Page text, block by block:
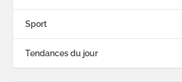
Sport
Tendances du jour